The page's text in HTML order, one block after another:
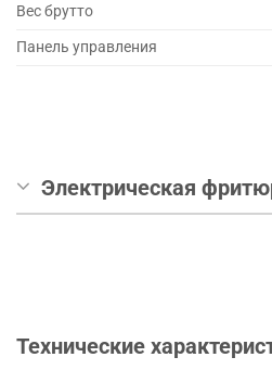
Вес брутто
Панель управления
Электрическая
Технические